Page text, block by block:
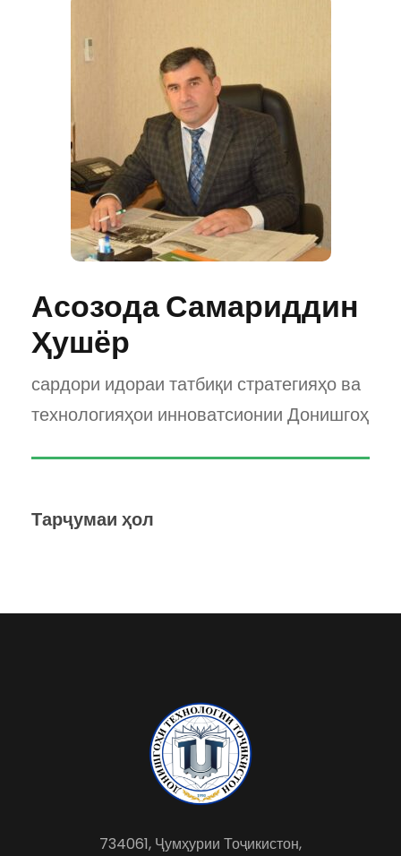
Асозода Самариддин
Ҳушёр
сардори идораи татбиқи стратегияҳо ва
технологияҳои инноватсионии Донишгоҳ
Тарҷумаи ҳол
734061, Ҷумҳурии Тоҷикистон,